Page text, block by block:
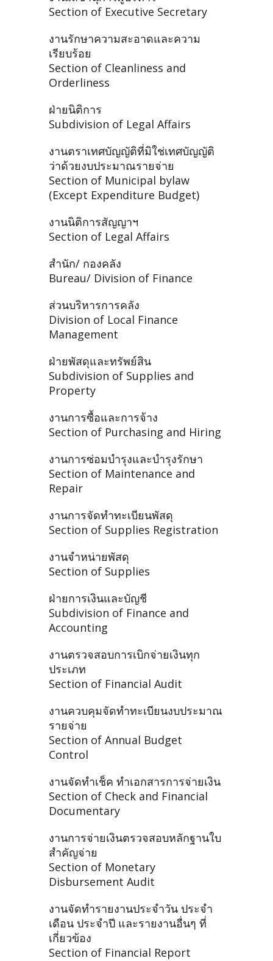
Section of Executive Secretary
งานรักษาความสะอาดและความ
เรียบร้อย
Section of Cleanliness and
Orderliness
ฝ่ายนิติการ
Subdivision of Legal Affairs
งานตราเทศบัญญัติที่มิใช่เทศบัญญัติ
ว่าด้วยงบประมาณรายจ่าย
Section of Municipal bylaw
(Except Expenditure Budget)
งานนิติการสัญญาฯ
Section of Legal Affairs
สำนัก/ กองคลัง
Bureau/ Division of Finance
ส่วนบริหารการคลัง
Division of Local Finance
Management
ฝ่ายพัสดุและทรัพย์สิน
Subdivision of Supplies and
Property
งานการซื้อและการจ้าง
Section of Purchasing and Hiring
งานการซ่อมบำรุงและบำรุงรักษา
Section of Maintenance and
Repair
งานการจัดทำทะเบียนพัสดุ
Section of Supplies Registration
งานจำหน่ายพัสดุ
Section of Supplies
ฝ่ายการเงินและบัญชี
Subdivision of Finance and
Accounting
งานตรวจสอบการเบิกจ่ายเงินทุก
ประเภท
Section of Financial Audit
งานควบคุมจัดทำทะเบียนงบประมาณ
รายจ่าย
Section of Annual Budget
Control
งานจัดทำเช็ค ทำเอกสารการจ่ายเงิน
Section of Check and Financial
Documentary
งานการจ่ายเงินตรวจสอบหลักฐานใบ
สำคัญจ่าย
Section of Monetary
Disbursement Audit
งานจัดทำรายงานประจำวัน ประจำ
เดือน ประจำปี และรายงานอื่นๆ ที่
เกี่ยวข้อง
Section of Financial Report